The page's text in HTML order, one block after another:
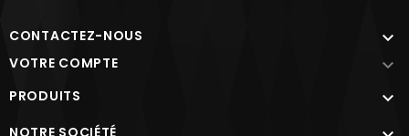
CONTACTEZ-NOUS 
VOTRE COMPTE 
PRODUITS 